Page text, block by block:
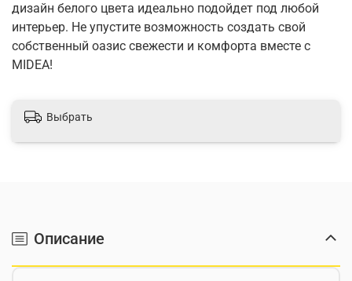
дизайн белого цвета идеально подойдет под любой
интерьер. Не упустите возможность создать свой
собственный оазис свежести и комфорта вместе с
MIDEA!
Выбрать
Описание